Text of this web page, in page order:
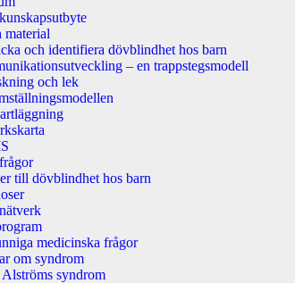
material
och identifiera dövblindhet hos barn
– en trappstegsmodell
och lek
till dövblindhet hos barn
medicinska frågor
om syndrom
Alströms syndrom